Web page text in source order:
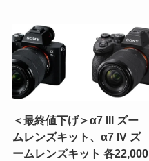
＜最終値下げ＞α7 III ズー
ムレンズキット、α7 IV ズ
ームレンズキット 各22,000